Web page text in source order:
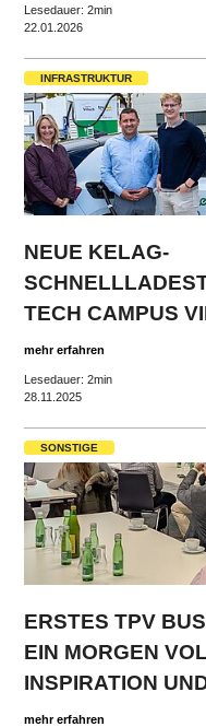
Lesedauer: 2min
22.01.2026
INFRASTRUKTUR
NEUE KELAG-
TECH CAMPUS
mehr erfahren
Lesedauer: 2min
28.11.2025
SONSTIGE
ERSTES TPV
EIN MORGEN
INSPIRATION
mehr erfahren